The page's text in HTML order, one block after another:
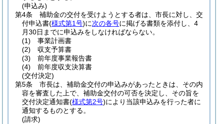
(申込み)
第4条
補助金の交付を受けようとする者は、市長に対し、交
付申込書(様式第1号)に次の各号に掲げる書類を添付し、4
月30日までに申込みをしなければならない。
(1)
事業計画書
(2)
収支予算書
(3)
前年度事業報告書
(4)
前年度収支決算書
(交付決定)
第5条
市長は、補助金交付の申込みがあったときは、その内
容を審査した上で、補助金交付の可否を決定し、その旨を
交付決定通知書(様式第2号)により当該申込みを行った者に
通知するものとする。
(請求)